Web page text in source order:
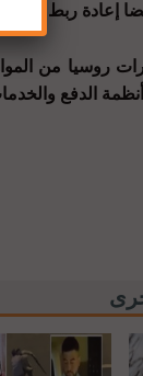
إعادة ربط
روسيا من المواد
الدفع